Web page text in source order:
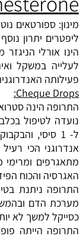
ליפטרים יתרון
לעלייה במשקל
פעילותה
Cheque Drops:
אנדרוגני הכי
מתאגרפים
האגרסיה והכוח
התרופה ניתנת
מערכת הדם
כסייקל למשך לא